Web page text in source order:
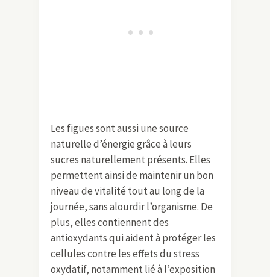
Les figues sont aussi une source
naturelle d’énergie grâce à leurs
sucres naturellement présents. Elles
permettent ainsi de maintenir un bon
niveau de vitalité tout au long de la
journée, sans alourdir l’organisme. De
plus, elles contiennent des
antioxydants qui aident à protéger les
cellules contre les effets du stress
oxydatif, notamment lié à l’exposition